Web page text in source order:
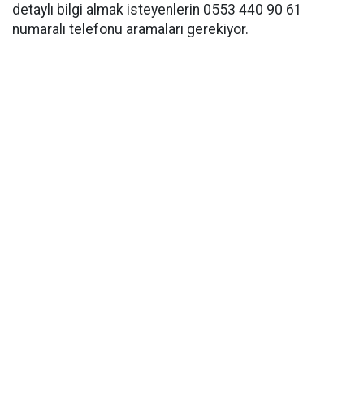
detaylı bilgi almak isteyenlerin 0553 440 90 61
numaralı telefonu aramaları gerekiyor.